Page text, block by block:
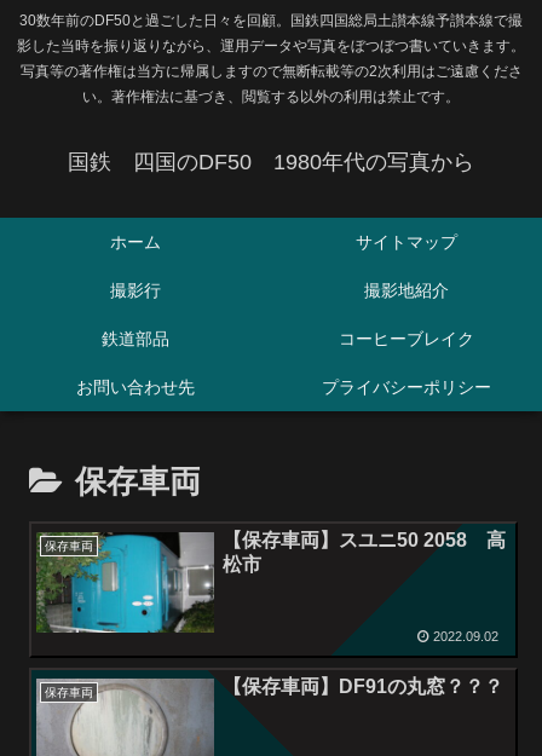
30数年前のDF50と過ごした日々を回顧。国鉄四国総局土讃本線予讃本線で撮
影した当時を振り返りながら、運用データや写真をぼつぼつ書いていきます。
写真等の著作権は当方に帰属しますので無断転載等の2次利用はご遠慮くださ
い。著作権法に基づき、閲覧する以外の利用は禁止です。
国鉄 四国のDF50 1980年代の写真から
ホーム サイトマップ
撮影行 撮影地紹介
鉄道部品 コーヒーブレイク
お問い合わせ先 プライバシーポリシー
保存車両
保存車両
【保存車両】スユニ50 2058 高
松市
2022.09.02
保存車両 【保存車両】DF91の丸窓？？？